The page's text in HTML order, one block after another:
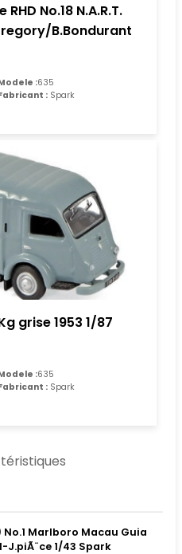
No.18 N.A.R.T.
B.Bondurant
:635
: Spark
grise 1953 1/87
:635
: Spark
Marlboro Macau Guia
J.piÃ¨ce 1/43 Spark